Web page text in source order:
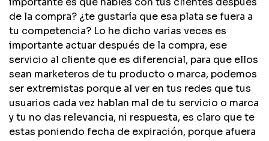
de la compra? ¿te gustaría que esa plata se fuera a
tu competencia? Lo he dicho varias veces es
importante actuar después de la compra, ese
servicio al cliente que es diferencial, para que ellos
sean marketeros de tu producto o marca, podemos
ser extremistas porque al ver en tus redes que tus
usuarios cada vez hablan mal de tu servicio o marca
y tu no das relevancia, ni respuesta, es claro que te
estas poniendo fecha de expiración, porque afuera